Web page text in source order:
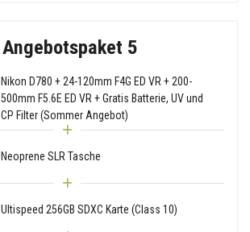
Angebotspaket 5
Nikon D780 + 24-120mm F4G ED VR + 200-
500mm F5.6E ED VR + Gratis Batterie, UV und
CP Filter (Sommer Angebot)
Neoprene SLR Tasche
Ultispeed 256GB SDXC Karte (Class 10)